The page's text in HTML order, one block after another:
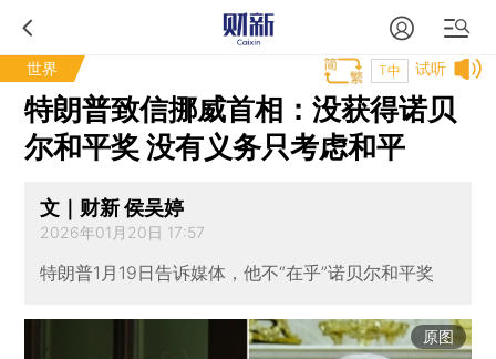
世界 试听
T中
特朗普致信挪威首相：没获得诺贝
尔和平奖 没有义务只考虑和平
文｜财新 侯吴婷
2026年01月20日 17:57
特朗普1月19日告诉媒体，他不“在乎”诺贝尔和平奖
原图